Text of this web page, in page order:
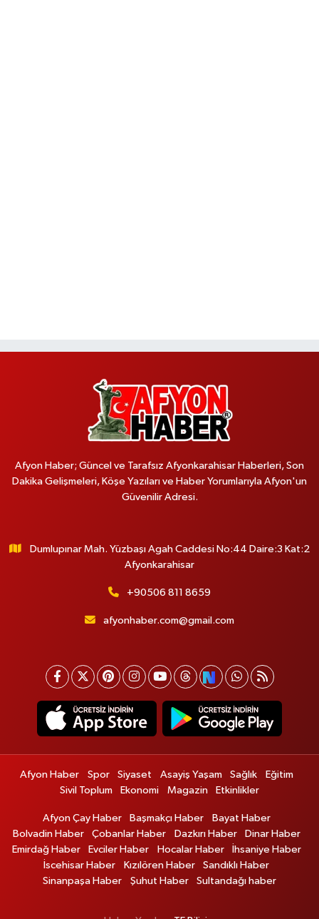
Afyon Haber; Güncel ve Tarafsız Afyonkarahisar Haberleri, Son
Dakika Gelişmeleri, Köşe Yazıları ve Haber Yorumlarıyla Afyon'un
Güvenilir Adresi.
Dumlupınar Mah. Yüzbaşı Agah Caddesi No:44 Daire:3 Kat:2
Afyonkarahisar
+90506 811 8659
afyonhaber.com@gmail.com
Afyon Haber Spor Siyaset Asayiş Yaşam Sağlık
Eğitim
Sivil Toplum
Ekonomi Magazin Etkinlikler
Afyon Çay Haber Başmakçı Haber
Bayat Haber
Bolvadin Haber
Çobanlar Haber Dazkırı Haber
Dinar Haber
Emirdağ Haber
Evciler Haber Hocalar Haber
İhsaniye Haber
İscehisar Haber
Kızılören Haber
Sandıklı Haber
Sinanpaşa Haber
Şuhut Haber Sultandağı haber